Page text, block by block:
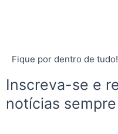
Fique por dentro de tudo!
Inscreva-se e
notícias